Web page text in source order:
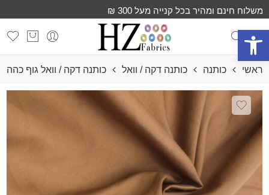
פתח סרגל נגישות
משלוח חינם ומהיר בכל קנייה מעל 300 ₪
ראשי כותנה כותנה דקה / וואל כותנה דקה / וואל גוף כהה